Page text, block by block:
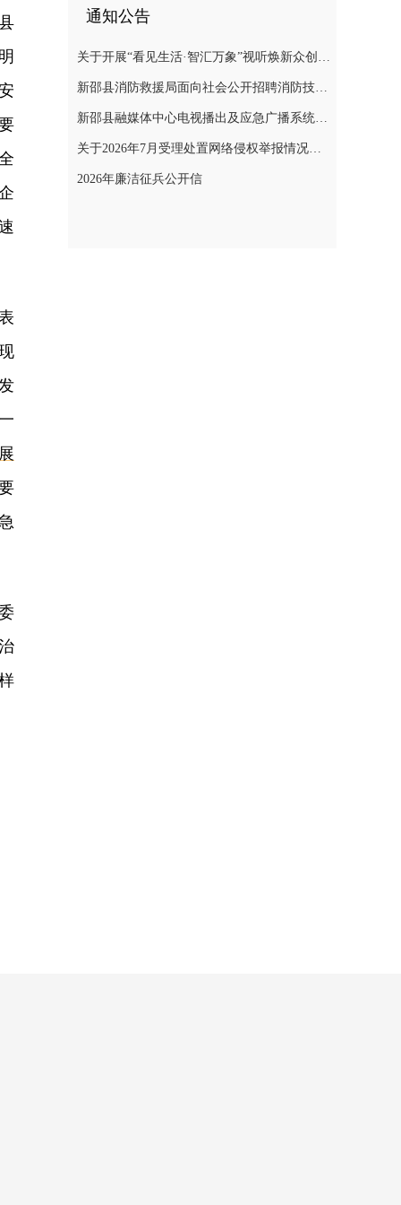
通知公告
关于开展“看见生活·智汇万象”视听焕新众创计划暨“AI遇见非遗”年度主题创作实践活动的通知
新邵县消防救援局面向社会公开招聘消防技术服务队人员的公告
新邵县融媒体中心电视播出及应急广播系统二级等保测评项目询价采购公告
关于2026年7月受理处置网络侵权举报情况的公示
2026年廉洁征兵公开信